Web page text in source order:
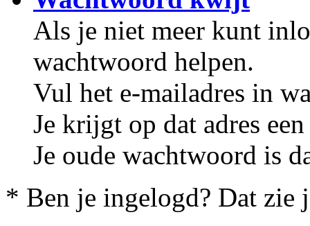
Als je niet meer kunt
wachtwoord helpen.
Vul het e-mailadres in
Je krijgt op dat adres
Je oude wachtwoord is
* Ben je ingelogd? Dat zie